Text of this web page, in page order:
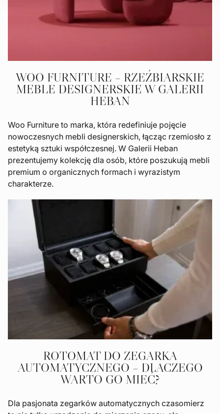
WOO FURNITURE – RZEŹBIARSKIE
MEBLE DESIGNERSKIE W GALERII
HEBAN
Woo Furniture to marka, która redefiniuje pojęcie
nowoczesnych mebli designerskich, łącząc rzemiosło z
estetyką sztuki współczesnej. W Galerii Heban
prezentujemy kolekcję dla osób, które poszukują mebli
premium o organicznych formach i wyrazistym
charakterze.
ROTOMAT DO ZEGARKA
AUTOMATYCZNEGO – DLACZEGO
WARTO GO MIEĆ?
Dla pasjonata zegarków automatycznych czasomierz